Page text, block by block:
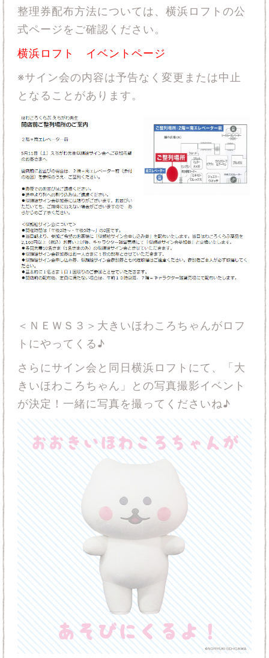
整理券配布方法については、横浜ロフトの公
式ページをご確認ください。
横浜ロフト イベントページ
※サイン会の内容は予告なく変更または中止
となることがあります。
＜ＮＥＷＳ３＞大きいほわころちゃんがロフ
トにやってくる♪
さらにサイン会と同日横浜ロフトにて、「大
きいほわころちゃん」との写真撮影イベント
が決定！一緒に写真を撮ってくださいね♪